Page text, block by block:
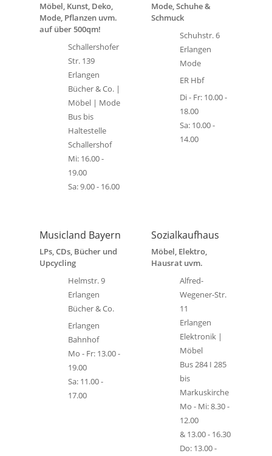
Möbel, Kunst, Deko,
Mode, Pflanzen uvm.
auf über 500qm!
Schallershofer
Str. 139
Erlangen
Bücher & Co. |
Möbel | Mode
Bus bis
Haltestelle
Schallershof
Mi: 16.00 -
19.00
Sa: 9.00 - 16.00
Mode, Schuhe &
Schmuck
Schuhstr. 6
Erlangen
Mode
ER Hbf
Di - Fr: 10.00 -
18.00
Sa: 10.00 -
14.00
Musicland Bayern
LPs, CDs, Bücher und
Upcycling
Helmstr. 9
Erlangen
Bücher & Co.
Erlangen
Bahnhof
Mo - Fr: 13.00 -
19.00
Sa: 11.00 -
17.00
Sozialkaufhaus
Möbel, Elektro,
Hausrat uvm.
Alfred-
Wegener-Str.
11
Erlangen
Elektronik |
Möbel
Bus 284 I 285
bis
Markuskirche
Mo - Mi: 8.30 -
12.00
& 13.00 - 16.30
Do: 13.00 -